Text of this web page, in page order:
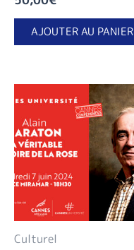
AJOUTER AU PANIER
Culturel